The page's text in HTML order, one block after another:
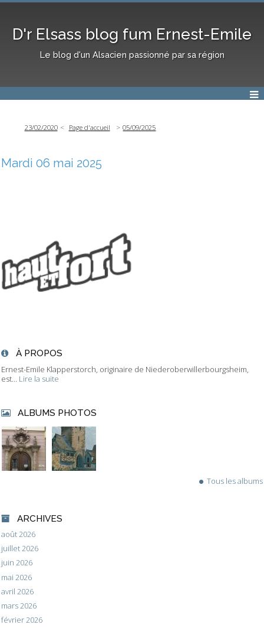
D'r Elsass blog fum Ernest-Emile
Le blog d'un Alsacien passionné par sa région
À PROPOS
Ernest-Emile Klapperstorch, originaire de Niederoberwillerbourgsheim,
est... Lire la suite
ALBUMS PHOTOS
Tous les albums
ARCHIVES
août 2026
juillet 2026
juin 2026
mai 2026
avril 2026
mars 2026
février 2026
23/02/2020 Page d'accueil 05/09/2025
Mardi 06 mai 2025